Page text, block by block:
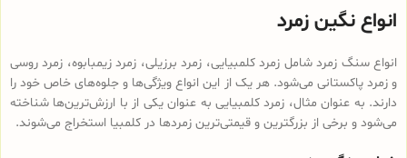
انواع نگین زمرد
انواع سنگ زمرد شامل زمرد کلمبیایی، زمرد برزیلی، زمرد زیمبابوه، زمرد روسی
و زمرد پاکستانی می‌شود. هر یک از این انواع ویژگی‌ها و جلوه‌های خاص خود را
دارند. به عنوان مثال، زمرد کلمبیایی به عنوان یکی از با ارزش‌ترین‌ها شناخته
می‌شود و برخی از بزرگترین و قیمتی‌ترین زمردها در کلمبیا استخراج می‌شوند.